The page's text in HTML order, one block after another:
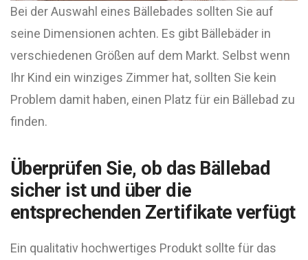
Bei der Auswahl eines Bällebades sollten Sie auf
seine Dimensionen achten. Es gibt Bällebäder in
verschiedenen Größen auf dem Markt. Selbst wenn
Ihr Kind ein winziges Zimmer hat, sollten Sie kein
Problem damit haben, einen Platz für ein Bällebad zu
finden.
Überprüfen Sie, ob das Bällebad
sicher ist und über die
entsprechenden Zertifikate verfügt
Ein qualitativ hochwertiges Produkt sollte für das